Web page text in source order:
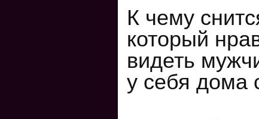
К чему снится видеть мужчину
который
видеть
у себя дома